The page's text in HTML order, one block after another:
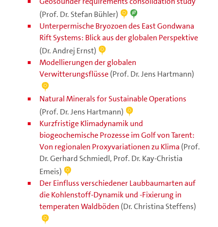
(Prof. Dr. Stefan Bühler)
Unterpermische Bryozoen des East Gondwana
Rift Systems: Blick aus der globalen Perspektive
(Dr. Andrej Ernst)
Modellierungen der globalen
Verwitterungsflüsse(Prof. Dr. Jens Hartmann)
Natural Minerals for Sustainable Operations
(Prof. Dr. Jens Hartmann)
Kurzfristige Klimadynamik und
biogeochemische Prozesse im Golf von Tarent:
Von regionalen Proxyvariationen zu Klima (Prof.
Dr. Gerhard Schmiedl, Prof. Dr. Kay-Christia
Emeis)
Der Einfluss verschiedener Laubbaumarten auf
die Kohlenstoff-Dynamik und -Fixierung in
temperaten Waldböden (Dr. Christina Steffens)